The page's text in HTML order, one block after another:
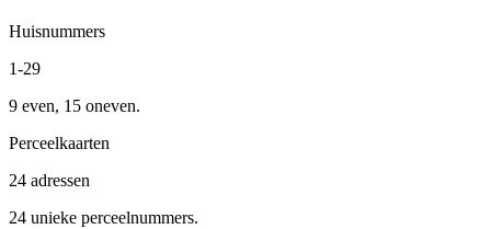
Huisnummers
1-29
9 even, 15 oneven.
Perceelkaarten
24 adressen
24 unieke perceelnummers.